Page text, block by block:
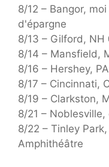
8/12 – Bangor,
d'épargne
8/13 – Gilford, NH
8/14 – Mansfield,
8/16 – Hershey,
8/17 – Cincinnati,
8/19 – Clarkston,
8/21 –
8/22 – Tinley
Amphithéâtre